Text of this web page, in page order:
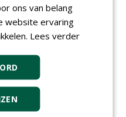
km rond Noordeloos
Voorman Groen
(32-40 uur per
Zutphen en op project locatie
ons van belang
website ervaring
Lees verder